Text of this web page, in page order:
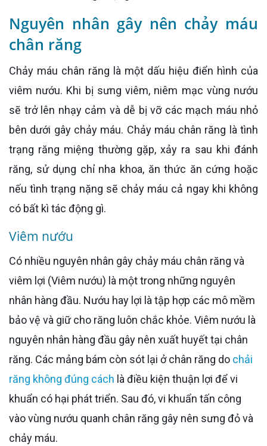
Nguyên nhân gây nên chảy máu
chân răng
Chảy máu chân răng là một dấu hiệu điển hình của
viêm nướu. Khi bị sưng viêm, niêm mạc vùng nướu
sẽ trở lên nhạy cảm và dễ bị vỡ các mạch máu nhỏ
bên dưới gây chảy máu. Chảy máu chân răng là tình
trạng răng miệng thường gặp, xảy ra sau khi đánh
răng, sử dụng chỉ nha khoa, ăn thức ăn cứng hoặc
nếu tình trạng nặng sẽ chảy máu cả ngay khi không
có bất kì tác động gì.
Viêm nướu
Có nhiều nguyên nhân gây chảy máu chân răng và
viêm lợi (Viêm nướu) là một trong những nguyên
nhân hàng đầu. Nướu hay lợi là tập hợp các mô mềm
bảo vệ và giữ cho răng luôn chắc khỏe. Viêm nướu là
nguyên nhân hàng đầu gây nên xuất huyết tại chân
răng. Các mảng bám còn sót lại ở chân răng do chải
răng không đúng cách là điều kiện thuận lợi để vi
khuẩn có hại phát triển. Sau đó, vi khuẩn tấn công
vào vùng nướu quanh chân răng gây nên sưng đỏ và
chảy máu.